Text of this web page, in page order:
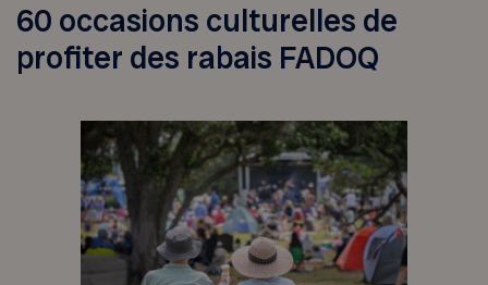
60 occasions culturelles de
profiter des rabais FADOQ